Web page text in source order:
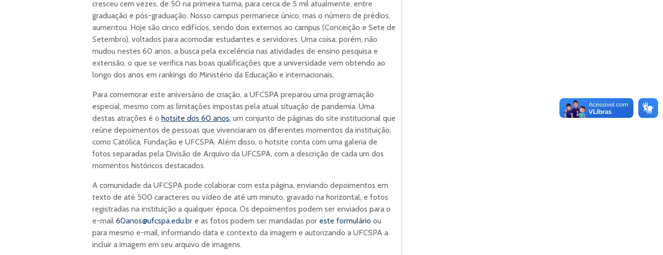
cresceu cem vezes, de 50 na primeira turma, para cerca de 5 mil atualmente, entre
graduação e pós-graduação. Nosso campus permanece único, mas o número de prédios,
aumentou. Hoje são cinco edifícios, sendo dois externos ao campus (Conceição e Sete de
Setembro), voltados para acomodar estudantes e servidores. Uma coisa, porém, não
mudou nestes 60 anos, a busca pela excelência nas atividades de ensino pesquisa e
extensão, o que se verifica nas boas qualificações que a universidade vem obtendo ao
longo dos anos em rankings do Ministério da Educação e internacionais.
Para comemorar este aniversário de criação, a UFCSPA preparou uma programação
especial, mesmo com as limitações impostas pela atual situação de pandemia. Uma
destas atrações é o hotsite dos 60 anos, um conjunto de páginas do site institucional que
reúne depoimentos de pessoas que vivenciaram os diferentes momentos da instituição,
como Católica, Fundação e UFCSPA. Além disso, o hotsite conta com uma galeria de
fotos separadas pela Divisão de Arquivo da UFCSPA, com a descrição de cada um dos
momentos históricos destacados.
A comunidade da UFCSPA pode colaborar com esta página, enviando depoimentos em
texto de até 500 caracteres ou vídeo de até um minuto, gravado na horizontal, e fotos
registradas na instituição a qualquer época. Os depoimentos podem ser enviados para o
e-mail 60anos@ufcspa.edu.br e as fotos podem ser mandadas por este formulário ou
para mesmo e-mail, informando data e contexto da imagem e autorizando a UFCSPA a
incluir a imagem em seu arquivo de imagens.